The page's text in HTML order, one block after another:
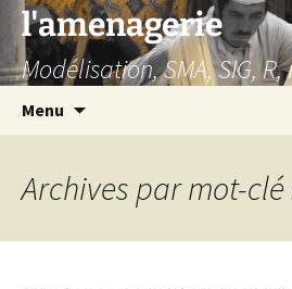
Aller
contenu
l'amenagerie
Modélisation, SMA, SIG,
Menu
Archives par mot-